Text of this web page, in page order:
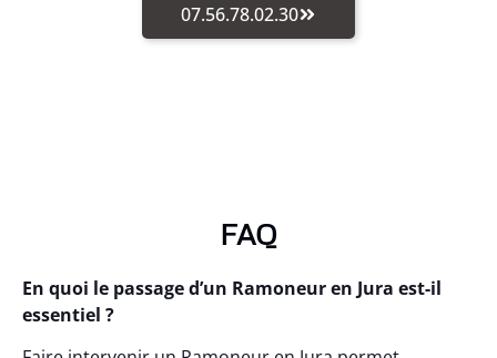
07.56.78.02.30
FAQ
En quoi le passage d’un Ramoneur en Jura est-il
essentiel ?